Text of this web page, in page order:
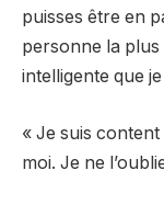
puisses être en
personne la
intelligente que
« Je suis
moi. Je ne